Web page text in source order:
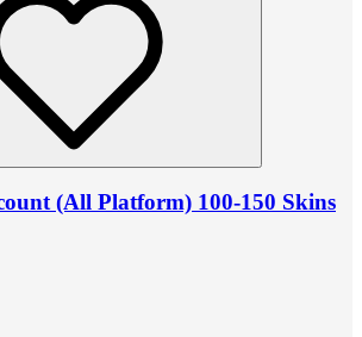
(All Platform) 100-150 Skins